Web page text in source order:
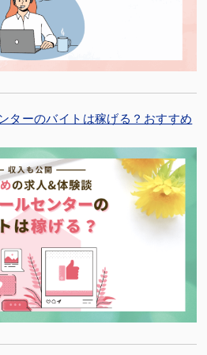
ターのバイトは稼げる？おすすめ